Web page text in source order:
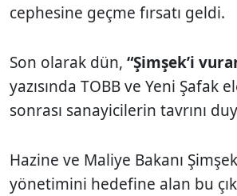
cephesine geçme fırsatı geldi.
Son olarak dün, “Şimşek’i
yazısında TOBB ve Yeni Şafak
sonrası sanayicilerin tavrını
Hazine ve Maliye Bakanı
yönetimini hedefine alan bu